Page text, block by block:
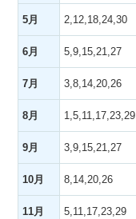
5月 2,12,18,24,30
6月 5,9,15,21,27
7月 3,8,14,20,26
8月 1,5,11,17,23,29
9月 3,9,15,21,27
10月 8,14,20,26
11月 5,11,17,23,29